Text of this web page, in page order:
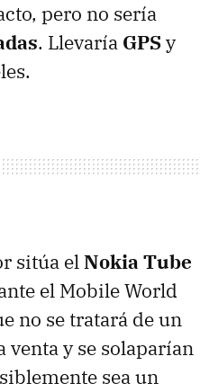
pero no sería
. Llevaría GPSy
sitúa elNokia Tube
el Mobile World
no se tratará de un
y se solaparían
sea un